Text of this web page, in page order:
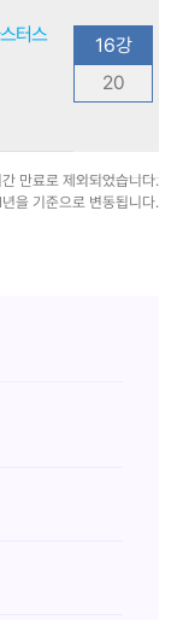
터스
16강
20
만료로 제외되었습니다.
을 기준으로 변동됩니다.